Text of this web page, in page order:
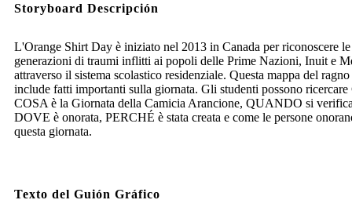
Storyboard Descripción
L'Orange Shirt Day è iniziato nel 2013 in Canada per riconoscere le
generazioni di traumi inflitti ai popoli delle Prime Nazioni, Inuit e
attraverso il sistema scolastico residenziale. Questa mappa del ragno
include fatti importanti sulla giornata. Gli studenti possono
COSA è la Giornata della Camicia Arancione, QUANDO si
DOVE è onorata, PERCHÉ è stata creata e come le persone
questa giornata.
Texto del Guión Gráfico